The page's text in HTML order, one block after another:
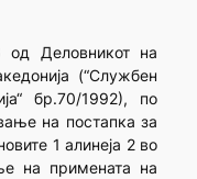
Деловникот на
(“Службен
бр.70/1992), по
на постапка за
1 алинеја 2 во
на примената на